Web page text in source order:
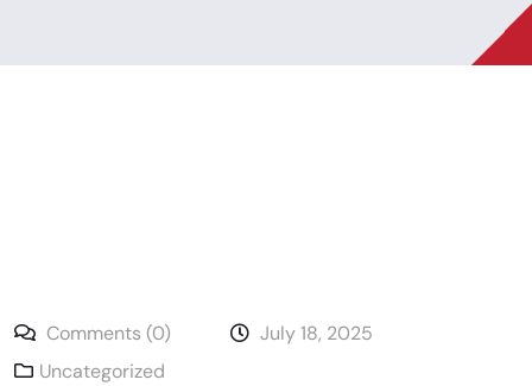
Comments (0)
July 18, 2025
Uncategorized